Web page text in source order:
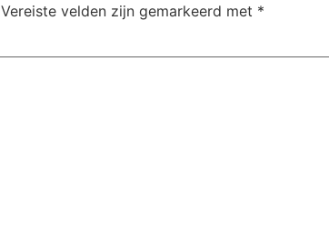
Vereiste velden zijn gemarkeerd met *